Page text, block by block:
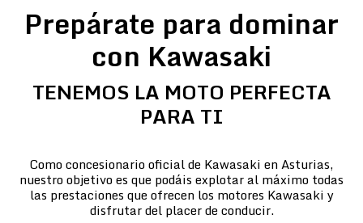
Prepárate para dominar
con Kawasaki
TENEMOS LA MOTO PERFECTA
PARA TI
Como concesionario oficial de Kawasaki en Asturias,
nuestro objetivo es que podáis explotar al máximo todas
las prestaciones que ofrecen los motores Kawasaki y
disfrutar del placer de conducir.